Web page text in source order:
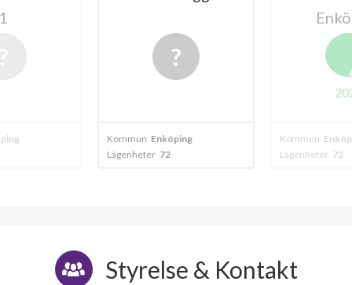
A
Kommun Enköping
Lägenheter 72
Kommun
Lägenheter 68
Styrelse & Kontakt